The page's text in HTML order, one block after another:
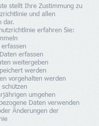
stellt Ihre Zustimmung zu
und allen
dar.
erfahren Sie:
erfassen
weitergeben
werden
vorgehalten werden
umgehen
Daten verwenden
Änderungen der